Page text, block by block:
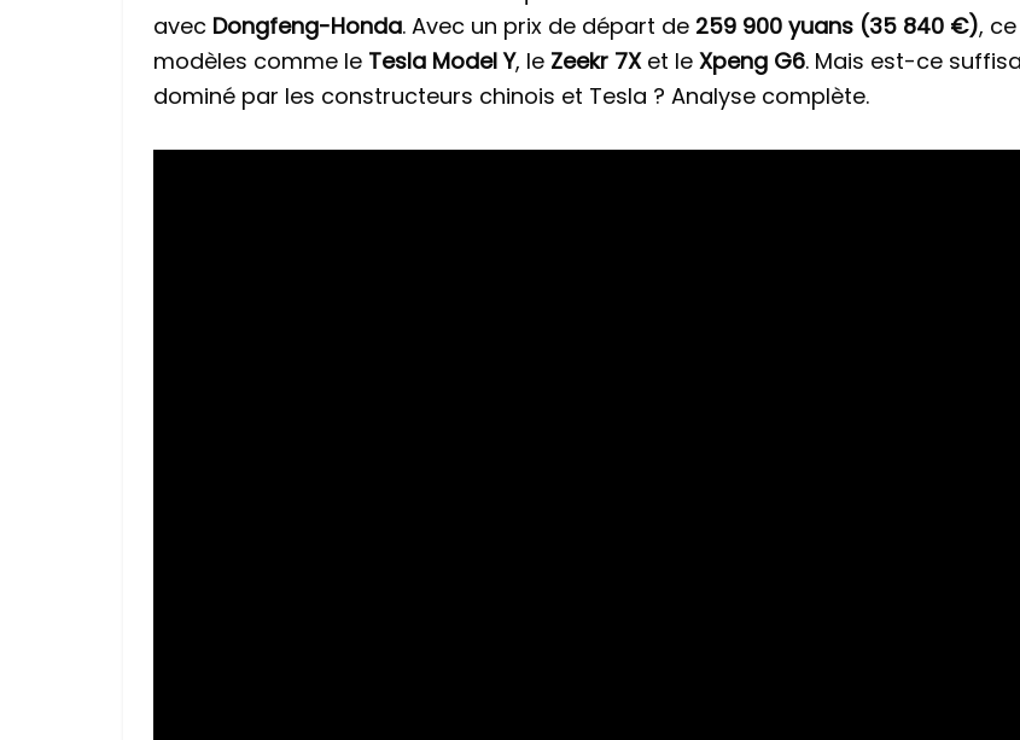
avec Dongfeng-Honda. Avec un prix de départ de 259 900 yuans (35 840 €),
modèles comme le Tesla Model Y, le Zeekr 7Xet le Xpeng G6. Mais est-ce
dominé par les constructeurs chinois et Tesla ? Analyse complète.